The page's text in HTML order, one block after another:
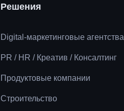
Решения
Digital-маркетинговые агентства
PR / HR / Креатив / Консалтинг
Продуктовые компании
Строительство